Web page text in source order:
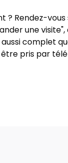
? Rendez-
une visite",
complet
pris par